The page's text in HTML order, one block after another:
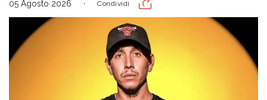
05 Agosto 2026 Condividi